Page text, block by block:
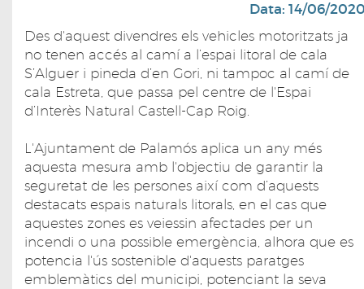
Data: 14/06/
Des d'aquest divendres els vehicles motoritzats ja
no tenen accés al camí a l’espai litoral de cala
S’Alguer i pineda d’en Gori, ni tampoc al camí de
cala Estreta, que passa pel centre de l'Espai
d’Interès Natural Castell-Cap Roig.
L'Ajuntament de Palamós aplica un any més
aquesta mesura amb l'objectiu de garantir la
seguretat de les persones així com d’aquests
destacats espais naturals litorals, en el cas que
aquestes zones es veiessin afectades per un
incendi o una possible emergència, alhora que es
potencia l'ús sostenible d'aquests paratges
emblemàtics del municipi, potenciant la seva